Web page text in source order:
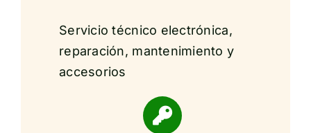
Servicio técnico electrónica,
reparación, mantenimiento y
accesorios